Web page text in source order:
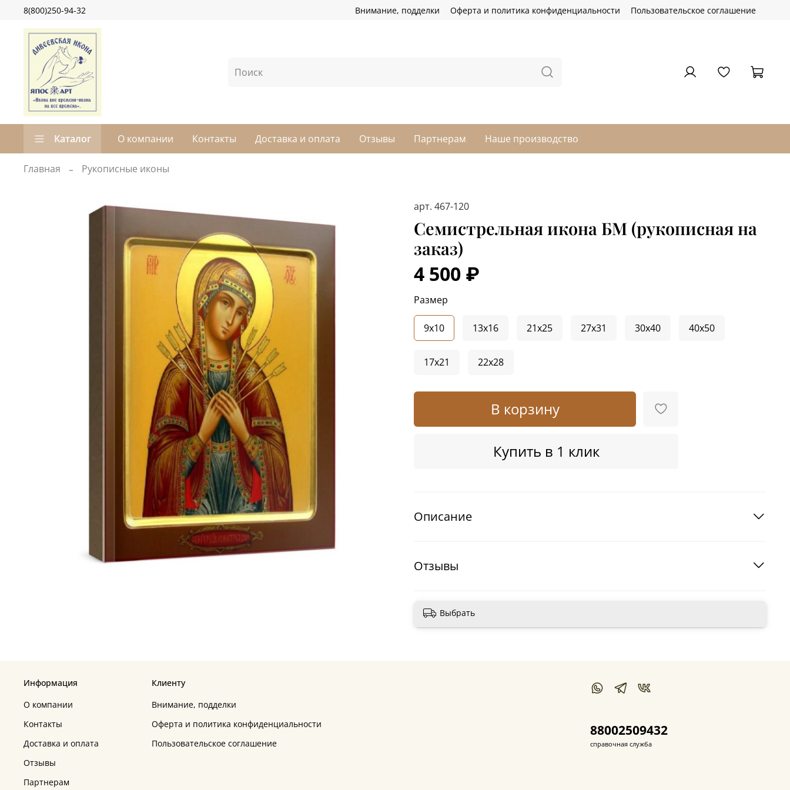
Внимание, подделки Оферта и политика конфиденциальности Пользовательское соглашение
8(800)250-94-32
Каталог О компании Контакты Доставка и оплата Отзывы Партнерам Наше производство
Главная Рукописные иконы
арт. 467-120
Семистрельная икона БМ (рукописная на
заказ)
4 500 ₽
В корзину
Купить в 1 клик
Размер
9x10 13x16 21x25 27x31 30x40 40x50
17x21 22x28
Описание
Отзывы
Выбрать
Информация
О компании
Контакты
Доставка и оплата
Отзывы
Партнерам
Клиенту
Внимание, подделки
Оферта и политика конфиденциальности
Пользовательское соглашение
88002509432
справочная служба